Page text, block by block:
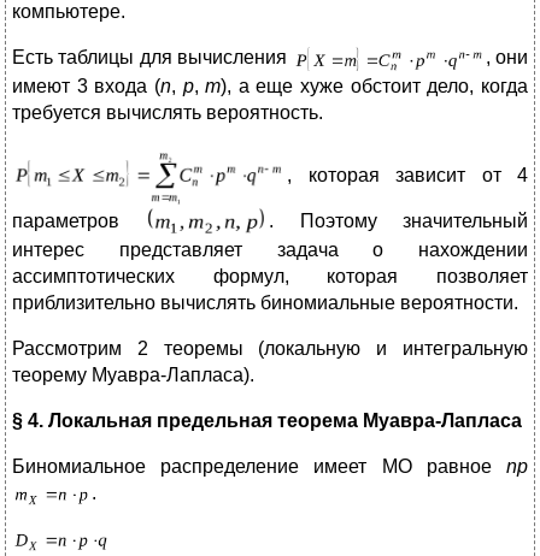
компьютере.
Есть таблицы для вычисления
, они
имеют 3 входа (n, p,m), а еще хуже обстоит дело, когда
требуется вычислять вероятность.
, которая зависит от 4
параметров
. Поэтому значительный
интерес представляет задача о нахождении
ассимптотических формул, которая позволяет
приблизительно вычислять биномиальные вероятности.
Рассмотрим 2 теоремы (локальную и интегральную
теорему Муавра-Лапласа).
§ 4. Локальная предельная теорема Муавра-Лапласа
Биномиальное распределение имеет МО равное np
.